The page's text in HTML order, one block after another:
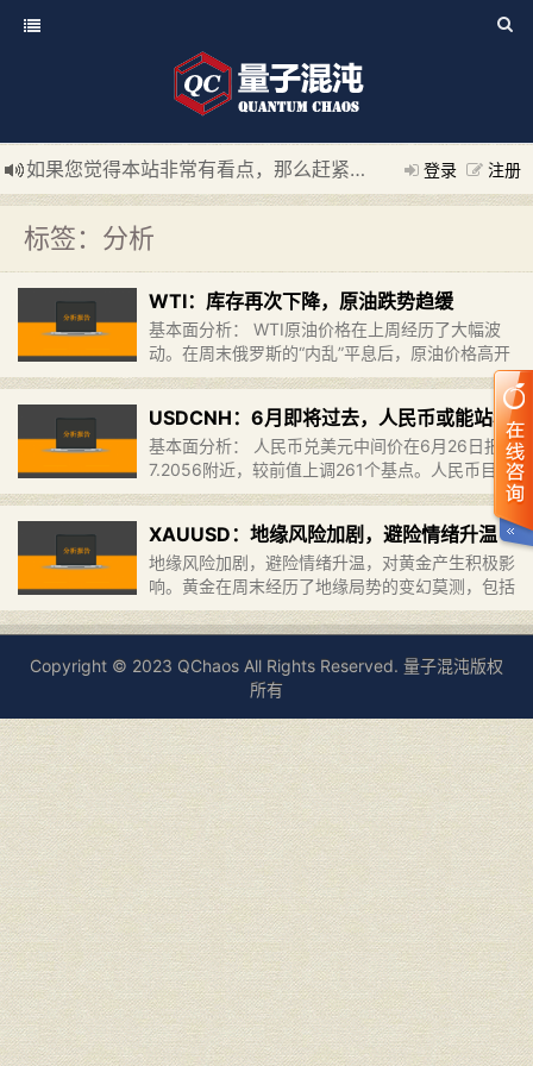
登录 注册
如果您觉得本站非常有看点，那么赶紧使用Ctrl+D 收藏我们吧
新添加量子混沌系统板块，欢迎大家访问！
---“量子混沌系
标签：分析
WTI：库存再次下降，原油跌势趋缓
基本面分析： WTI原油价格在上周经历了大幅波
动。在周末俄罗斯的“内乱”平息后，原油价格高开
低走，但交投量较低。短期内，预计原油价格将在
68.5美元至70.5美元的区间内震荡。此外，美国
的活跃石油钻机……继续阅读 »
USDCNH：6月即将过去，人民币或能站稳
基本面分析： 人民币兑美元中间价在6月26日报
7.2056附近，较前值上调261个基点。人民币目前
交投于7.2441附近。尽管人民币仍然面临问题，
但有迹象表明问题有所缓和。6月下旬传统分红购
汇季逐渐过……继续阅读 »
XAUUSD：地缘风险加剧，避险情绪升温
地缘风险加剧，避险情绪升温，对黄金产生积极影
响。黄金在周末经历了地缘局势的变幻莫测，包括
俄罗斯雇佣兵领导人的声明以及白俄罗斯总统办公
室的回应。这些事件引发了全球范围内的紧张氛
围，使得投资者对避险资产的…… 继续阅读 »
Copyright © 2023 QChaos All Rights Reserved. 量子混沌版权
所有